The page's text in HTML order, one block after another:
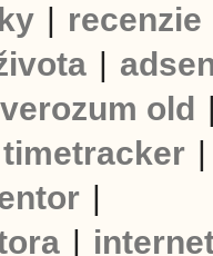
| recenzie
|
old
timetracker |
|
|